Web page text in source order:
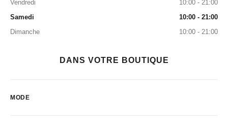
Vendredi
10:00 - 21:00
Samedi
10:00 - 21:00
Dimanche
10:00 - 21:00
DANS VOTRE BOUTIQUE
MODE